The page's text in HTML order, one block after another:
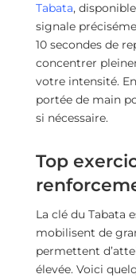
Tabata,
signale
10 secondes de
concentrer
votre intensité.
portée de main
si nécessaire.
Top
La clé du Tabata
mobilisent de
permettent
élevée. Voici